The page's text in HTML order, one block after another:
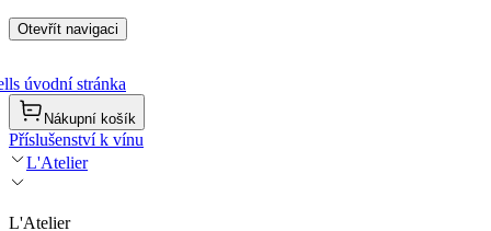
Otevřít navigaci
úvodní stránka
Nákupní košík
Příslušenství k vínu
L'Atelier
L'Atelier